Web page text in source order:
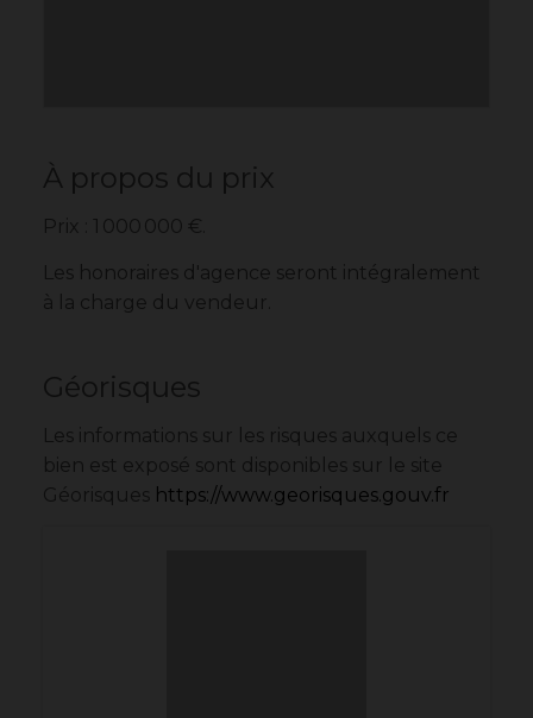
À propos du prix
Prix : 1 000 000 €.
Les honoraires d'agence seront intégralement
à la charge du vendeur.
Géorisques
Les informations sur les risques auxquels ce
bien est exposé sont disponibles sur le site
Géorisques https://www.georisques.gouv.fr